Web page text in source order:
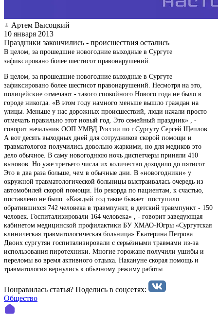
Артем Высоцкий
10 января 2013
Праздники закончились - происшествия остались
В целом, за прошедшие новогодние выходные в Сургуте
зафиксировано более шестисот правонарушений.
В целом, за прошедшие новогодние выходные в Сургуте
зафиксировано более шестисот правонарушений. Несмотря на это,
полицейские отмечают - такого спокойного Нового года не было в
городе никогда. «В этом году намного меньше вышло граждан на
улицы. Меньше у нас дорожных происшествий, люди начали просто
отмечать правильно этот новый год. Это семейный праздник» , -
говорит начальник ООП УМВД России по г.Сургуту Сергей Щеплов.
А вот десять выходных дней для сотрудников скорой помощи и
травматологов получились довольно жаркими, но для медиков это
дело обычное. В саму новогоднюю ночь диспетчеры приняли 410
вызовов. Но уже третьего числа их количество доходило до пятисот.
Это в два раза больше, чем в обычные дни. В «новогодники» у
окружной травматологической больницы выстраивалась очередь из
автомобилей скорой помощи. Но рекорда по пациентам, к счастью,
поставлено не было. «Каждый год такое бывает: поступило
обратившихся 742 человека в травмпункт, в детский травмпункт - 150
человек. Госпитализировали 164 человека» , - говорит заведующая
кабинетом медицинской профилактики БУ ХМАО-Югры «Сургутская
клиническая травматологическая больница» Екатерина Петрова.
Двоих сургутян госпитализировали с серьёзными травмами из-за
использования пиротехники. Многие горожане получили ушибы и
переломы во время активного отдыха. Накануне скорая помощь и
травматология вернулись к обычному режиму работы.
Понравилась статья? Поделиcь в соцсетях:
Общество